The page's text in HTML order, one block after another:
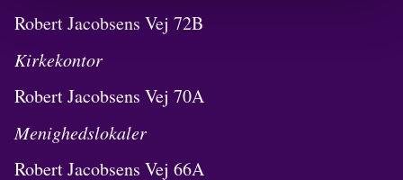
Robert Jacobsens Vej 72B
Kirkekontor
Robert Jacobsens Vej 70A
Menighedslokaler
Robert Jacobsens Vej 66A